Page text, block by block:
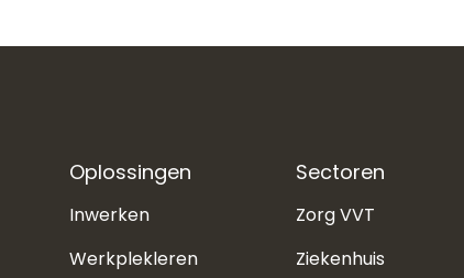
Oplossingen
Inwerken
Werkplekleren
Sectoren
Zorg VVT
Ziekenhuis